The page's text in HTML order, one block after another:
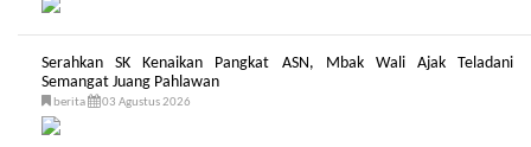
Serahkan SK Kenaikan Pangkat ASN, Mbak Wali Ajak Teladani
Semangat Juang Pahlawan
berita 03 Agustus 2026